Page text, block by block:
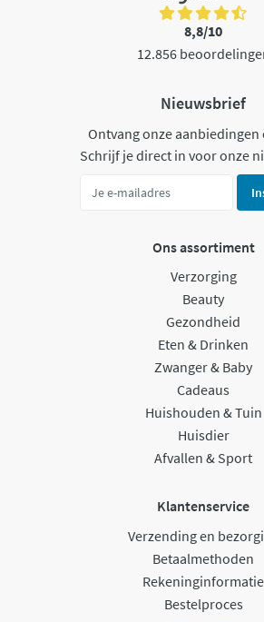
8,8/10
12.856
Nieuwsbrief
Ontvang onze aanbiedingen
Schrijf je direct in voor onze
Ons assortiment
Verzorging
Beauty
Gezondheid
Eten & Drinken
Zwanger & Baby
Cadeaus
Huishouden & Tuin
Huisdier
Afvallen & Sport
Klantenservice
Verzending en
Betaalmethoden
Rekeninginformatie
Bestelproces